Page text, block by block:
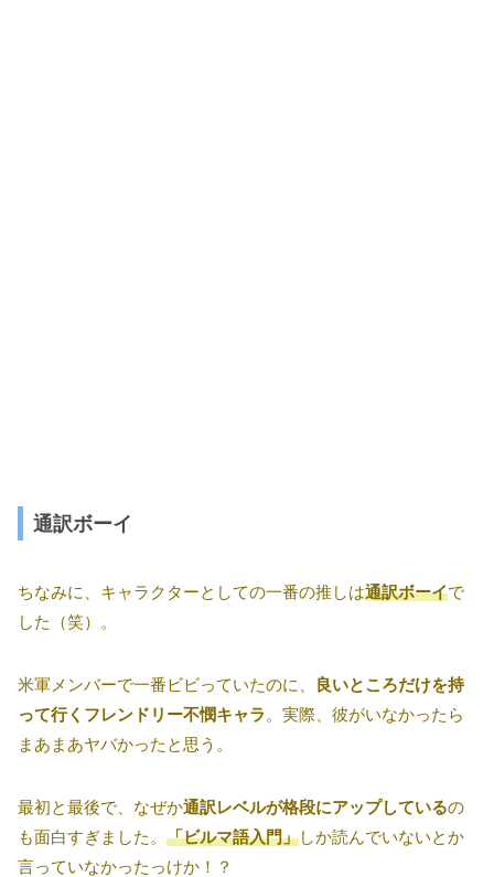
通訳ボーイ
ちなみに、キャラクターとしての一番の推しは通訳ボーイで
した（笑）。
米軍メンバーで一番ビビっていたのに、
良いところだけを持
って行くフレンドリー不憫キャラ。実際、彼がいなかったら
まあまあヤバかったと思う。
最初と最後で、なぜか通訳レベルが格段にアップしているの
も面白すぎました。 「ビルマ語入門」しか読んでいないとか
言っていなかったっけか！？